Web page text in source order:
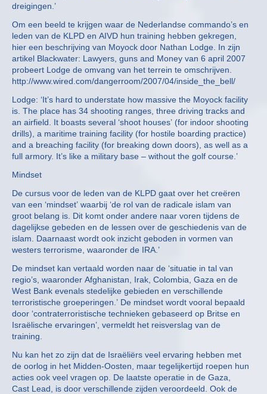
dreigingen.’
Om een beeld te krijgen waar de Nederlandse commando’s en
leden van de KLPD en AIVD hun training hebben gekregen,
hier een beschrijving van Moyock door Nathan Lodge. In zijn
artikel Blackwater: Lawyers, guns and Money van 6 april 2007
probeert Lodge de omvang van het terrein te omschrijven.
http://www.wired.com/dangerroom/2007/04/inside_the_bell/
Lodge: ‘It’s hard to understate how massive the Moyock facility
is. The place has 34 shooting ranges, three driving tracks and
an airfield. It boasts several ‘shoot houses’ (for indoor shooting
drills), a maritime training facility (for hostile boarding practice)
and a breaching facility (for breaking down doors), as well as a
full armory. It’s like a military base – without the golf course.’
Mindset
De cursus voor de leden van de KLPD gaat over het creëren
van een ‘mindset’ waarbij ‘de rol van de radicale islam van
groot belang is. Dit komt onder andere naar voren tijdens de
dagelijkse gebeden en de lessen over de geschiedenis van de
islam. Daarnaast wordt ook inzicht geboden in vormen van
westers terrorisme, waaronder de IRA.’
De mindset kan vertaald worden naar de ‘situatie in tal van
regio’s, waaronder Afghanistan, Irak, Colombia, Gaza en de
West Bank evenals stedelijke gebieden en verschillende
terroristische groeperingen.’ De mindset wordt vooral bepaald
door ‘contraterroristische technieken gebaseerd op Britse en
Israëlische ervaringen’, vermeldt het reisverslag van de
training.
Nu kan het zo zijn dat de Israëliërs veel ervaring hebben met
de oorlog in het Midden-Oosten, maar tegelijkertijd roepen hun
acties ook veel vragen op. De laatste operatie in de Gaza,
Cast Lead, is door verschillende zijden veroordeeld. Ook de